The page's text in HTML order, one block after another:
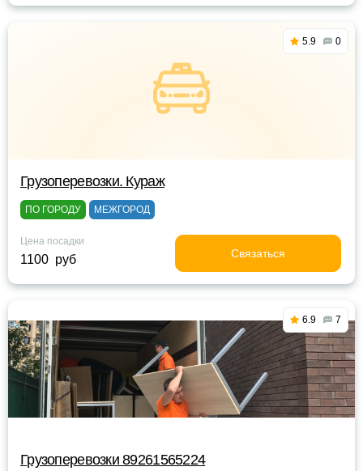
5.9 0
Грузоперевозки. Кураж
ПО ГОРОДУ МЕЖГОРОД
Цена посадки
1100 руб Связаться
6.9 7
Грузоперевозки 89261565224